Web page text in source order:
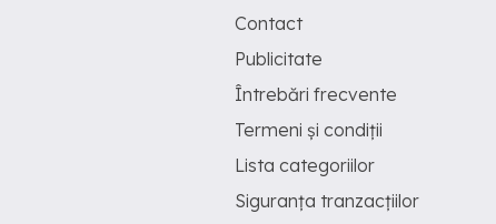
Contact
Publicitate
Întrebări frecvente
Termeni și condiții
Lista categoriilor
Siguranța tranzacțiilor